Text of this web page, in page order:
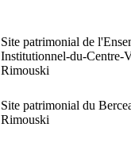
Site patrimonial de
Institutionnel-du-Centre-
Rimouski
Site patrimonial du
Rimouski